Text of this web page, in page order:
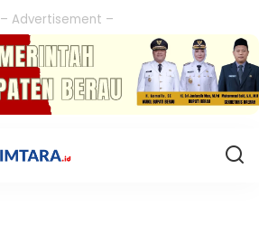
– Advertisement –